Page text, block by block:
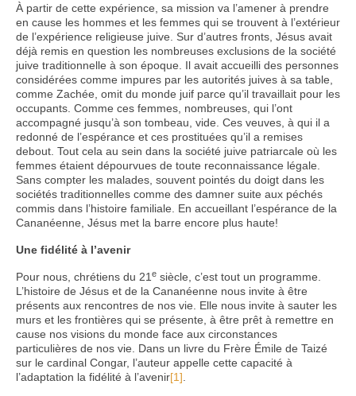
À partir de cette expérience, sa mission va l’amener à prendre
en cause les hommes et les femmes qui se trouvent à l’extérieur
de l’expérience religieuse juive. Sur d’autres fronts, Jésus avait
déjà remis en question les nombreuses exclusions de la société
juive traditionnelle à son époque. Il avait accueilli des personnes
considérées comme impures par les autorités juives à sa table,
comme Zachée, omit du monde juif parce qu’il travaillait pour les
occupants. Comme ces femmes, nombreuses, qui l’ont
accompagné jusqu’à son tombeau, vide. Ces veuves, à qui il a
redonné de l’espérance et ces prostituées qu’il a remises
debout. Tout cela au sein dans la société juive patriarcale où les
femmes étaient dépourvues de toute reconnaissance légale.
Sans compter les malades, souvent pointés du doigt dans les
sociétés traditionnelles comme des damner suite aux péchés
commis dans l’histoire familiale. En accueillant l’espérance de la
Cananéenne, Jésus met la barre encore plus haute!
Une fidélité à l’avenir
Pour nous, chrétiens du 21 e siècle, c’est tout un programme.
L’histoire de Jésus et de la Cananéenne nous invite à être
présents aux rencontres de nos vie. Elle nous invite à sauter les
murs et les frontières qui se présente, à être prêt à remettre en
cause nos visions du monde face aux circonstances
particulières de nos vie. Dans un livre du Frère Émile de Taizé
sur le cardinal Congar, l’auteur appelle cette capacité à
l’adaptation la fidélité à l’avenir[1]